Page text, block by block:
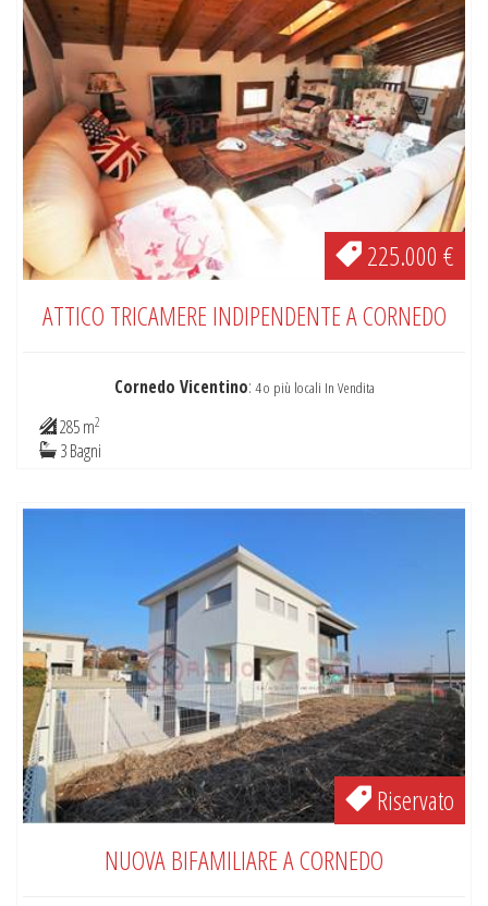
225.000 €
ATTICO TRICAMERE INDIPENDENTE A CORNEDO
Cornedo Vicentino: 4 o più locali In Vendita
285 m2
3 Bagni
Riservato
NUOVA BIFAMILIARE A CORNEDO